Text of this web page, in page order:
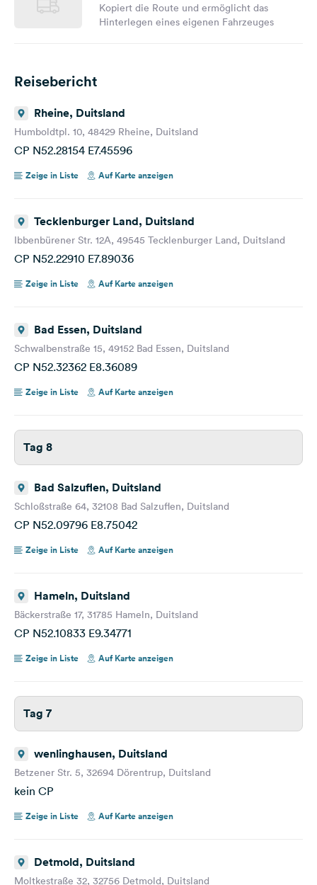
Kopiert die Route und ermöglicht das
Hinterlegen eines eigenen Fahrzeuges
Reisebericht
Rheine, Duitsland
Humboldtpl. 10, 48429 Rheine, Duitsland
CP N52.28154 E7.45596
Zeige in Liste Auf Karte anzeigen
Tecklenburger Land, Duitsland
Ibbenbürener Str. 12A, 49545 Tecklenburger Land, Duitsland
CP N52.22910 E7.89036
Zeige in Liste Auf Karte anzeigen
Bad Essen, Duitsland
Schwalbenstraße 15, 49152 Bad Essen, Duitsland
CP N52.32362 E8.36089
Zeige in Liste Auf Karte anzeigen
Tag 8
Bad Salzuflen, Duitsland
Schloßstraße 64, 32108 Bad Salzuflen, Duitsland
CP N52.09796 E8.75042
Zeige in Liste Auf Karte anzeigen
Hameln, Duitsland
Bäckerstraße 17, 31785 Hameln, Duitsland
CP N52.10833 E9.34771
Zeige in Liste Auf Karte anzeigen
Tag 7
wenlinghausen, Duitsland
Betzener Str. 5, 32694 Dörentrup, Duitsland
kein CP
Zeige in Liste Auf Karte anzeigen
Detmold, Duitsland
Moltkestraße 32, 32756 Detmold, Duitsland